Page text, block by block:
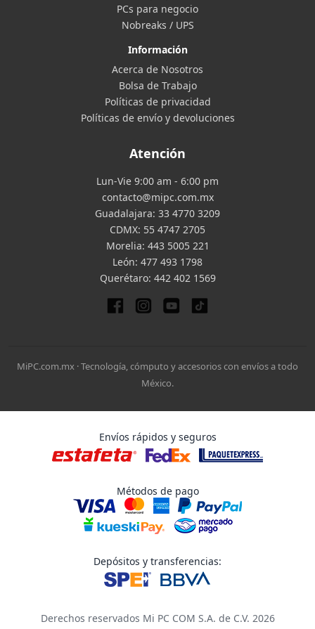
PCs para negocio
Nobreaks / UPS
Información
Acerca de Nosotros
Bolsa de Trabajo
Políticas de privacidad
Políticas de envío y devoluciones
Atención
Lun-Vie 9:00 am - 6:00 pm
contacto@mipc.com.mx
Guadalajara: 33 4770 3209
CDMX: 55 4747 2705
Morelia: 443 5005 221
León: 477 493 1798
Querétaro: 442 402 1569
MiPC.com.mx · Tecnología, cómputo y accesorios con envíos a todo
México.
Envíos rápidos y seguros
Métodos de pago
Depósitos y transferencias:
Derechos reservados Mi PC COM S.A. de C.V. 2026